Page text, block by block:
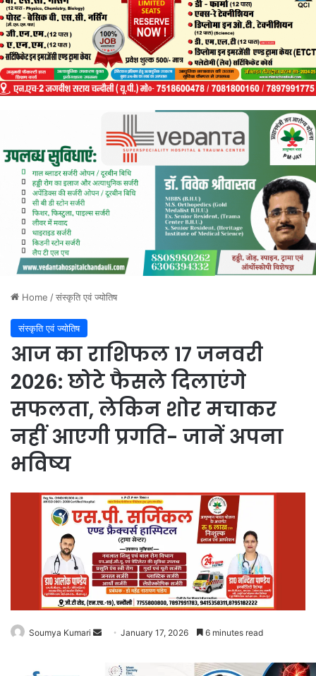
Home /संस्कृति एवं ज्योतिष
संस्कृति एवं ज्योतिष
आज का राशिफल 17 जनवरी
2026: छोटे फैसले दिलाएंगे
सफलता, लेकिन शोर मचाकर
नहीं आएगी प्रगति- जानें अपना
भविष्य
Soumya Kumari
Send
email
January 17, 2026 6 minutes read